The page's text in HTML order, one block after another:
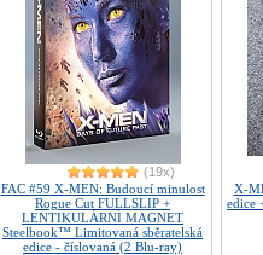
(19x)
FAC #59 X-MEN: Budoucí minulost
Rogue Cut FULLSLIP +
LENTIKULÁRNÍ MAGNET
Steelbook™ Limitovaná sběratelská
edice - číslovaná (2 Blu-ray)
X-
edice